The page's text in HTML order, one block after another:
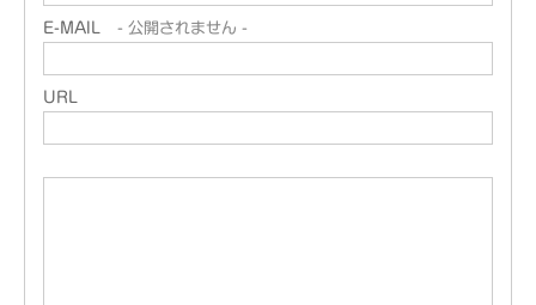
E-MAIL - 公開されません -
URL